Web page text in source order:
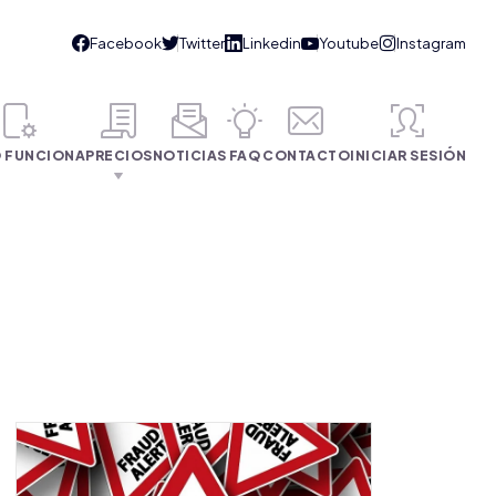
FUNCIONAPRECIOSNOTICIAS FAQ CONTACTOINICIAR SESIÓN